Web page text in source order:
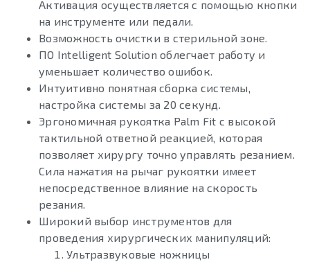
Активация осуществляется с помощью кнопки
на инструменте или педали.
Возможность очистки в стерильной зоне.
ПО Intelligent Solution облегчает работу и
уменьшает количество ошибок.
Интуитивно понятная сборка системы,
настройка системы за 20 секунд.
Эргономичная рукоятка Palm Fit с высокой
тактильной ответной реакцией, которая
позволяет хирургу точно управлять резанием.
Сила нажатия на рычаг рукоятки имеет
непосредственное влияние на скорость
резания.
Широкий выбор инструментов для
проведения хирургических манипуляций:
Ультразвуковые ножницы